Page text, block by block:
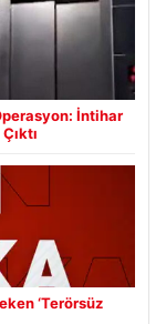
İntihar
‘Terörsüz